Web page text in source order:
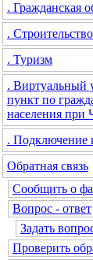
. Гражданская
. Строительство
. Туризм
. Виртуальный
пункт по
населения при
. Подключение
Обратная связь
Сообщить о
Вопрос - ответ
Задать
Проверить